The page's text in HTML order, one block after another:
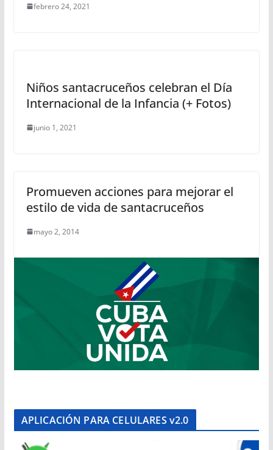
febrero 24, 2021
Niños santacruceños celebran el Día
Internacional de la Infancia (+ Fotos)
junio 1, 2021
Promueven acciones para mejorar el
estilo de vida de santacruceños
mayo 2, 2014
APLICACIÓN PARA CELULARES v2.0